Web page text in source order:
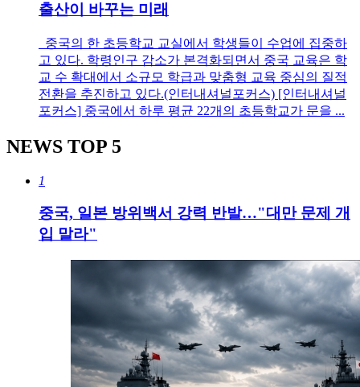
출산이 바꾸는 미래
중국의 한 초등학교 교실에서 학생들이 수업에 집중하
고 있다. 학령인구 감소가 본격화되면서 중국 교육은 학
교 수 확대에서 소규모 학급과 맞춤형 교육 중심의 질적
전환을 추진하고 있다.(인터내셔널포커스) [인터내셔널
포커스] 중국에서 하루 평균 22개의 초등학교가 문을 ...
NEWS TOP 5
1
중국, 일본 방위백서 강력 반발…"대만 문제 개
입 말라"